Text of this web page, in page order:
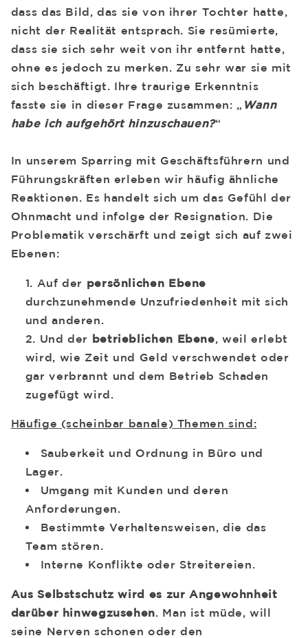
dass das Bild, das sie von ihrer Tochter hatte,
nicht der Realität entsprach. Sie resümierte,
dass sie sich sehr weit von ihr entfernt hatte,
ohne es jedoch zu merken. Zu sehr war sie mit
sich beschäftigt. Ihre traurige Erkenntnis
fasste sie in dieser Frage zusammen: „ Wann
habe ich aufgehört hinzuschauen?“
In unserem Sparring mit Geschäftsführern und
Führungskräften erleben wir häufig ähnliche
Reaktionen. Es handelt sich um das Gefühl der
Ohnmacht und infolge der Resignation. Die
Problematik verschärft und zeigt sich auf zwei
Ebenen:
Auf der persönlichen Ebene
durchzunehmende Unzufriedenheit mit sich
und anderen.
Und der betrieblichen Ebene , weil erlebt
wird, wie Zeit und Geld verschwendet oder
gar verbrannt und dem Betrieb Schaden
zugefügt wird.
Häufige (scheinbar banale) Themen sind:
Sauberkeit und Ordnung in Büro und
Lager.
Umgang mit Kunden und deren
Anforderungen.
Bestimmte Verhaltensweisen, die das
Team stören.
Interne Konflikte oder Streitereien.
Aus Selbstschutz wird es zur Angewohnheit
darüber hinwegzusehen. Man ist müde, will
seine Nerven schonen oder den